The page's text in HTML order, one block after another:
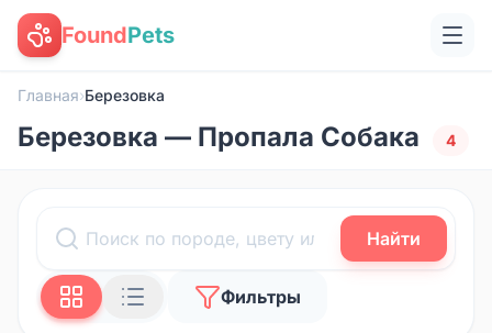
FoundPets
Главная›Березовка
Березовка — Пропала Собака 4
Найти
Фильтры